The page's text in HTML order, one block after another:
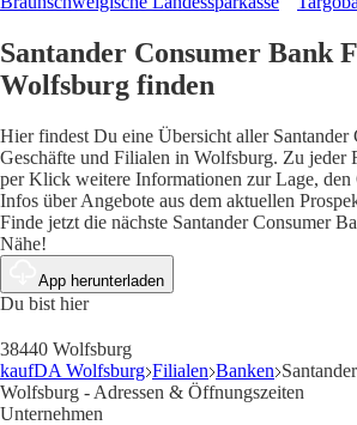
Santander Consumer Bank
Wolfsburg finden
Hier findest Du eine Übersicht aller Santander
Geschäfte und Filialen in Wolfsburg. Zu jeder
per Klick weitere Informationen zur Lage,
Infos über Angebote aus dem aktuellen
Finde jetzt die nächste Santander Consumer
Nähe!
App herunterladen
Du bist hier
38440 Wolfsburg
kaufDA Wolfsburg Filialen Banken
Wolfsburg - Adressen & Öffnungszeiten
Unternehmen